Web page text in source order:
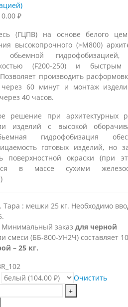
₽Диапазон
104.00 ₽
–
110.00 ₽
(ГЦПВ) на основе белого
высокопрочного (>М800)
гидрофобизацией,
(F200-250) и быстрым
производить
через 60 минут и монтаж
40 часов.
решение при архитектурных
изделий с высокой
гидрофобизация
готовых изделий, но
поверхностной окраски (при
в массе сухими
Тара : мешки 25 кг. Необходимо
заказ для черной
смеси (ББ-800-УН2Ч) составляет
– 25 кг.
Очистить
+